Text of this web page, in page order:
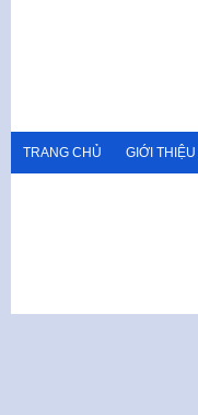
TRANG CHỦ GIỚI THIỆU